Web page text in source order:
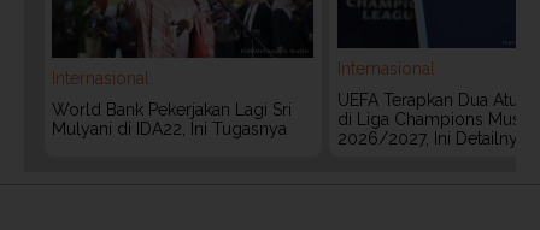
Internasional
World Bank Pekerjakan Lagi Sri
Mulyani di IDA22, Ini Tugasnya
Internasional
UEFA Terapkan Dua
di Liga Champions Musim
2026/2027, Ini Detailnya